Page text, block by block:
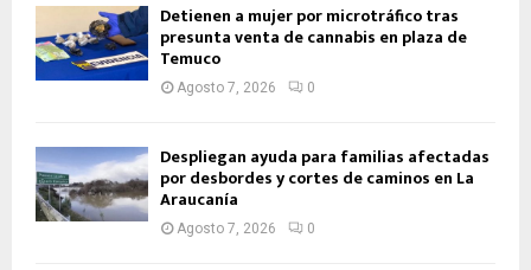
Detienen a mujer por microtráfico tras
presunta venta de cannabis en plaza de
Temuco
Agosto 7, 2026 0
Despliegan ayuda para familias afectadas
por desbordes y cortes de caminos en La
Araucanía
Agosto 7, 2026 0